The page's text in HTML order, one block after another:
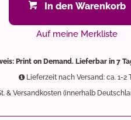
In den Warenkorb
Auf meine Merkliste
Print on Demand. Lieferbar in 7
Lieferzeit nach Versand: ca. 1-2
& Versandkosten (innerhalb